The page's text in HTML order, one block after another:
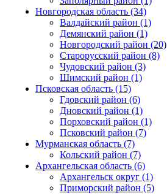
Новгородская область (34)
Валдайский район (1)
Демянский район (1)
Новгородский район (20)
Старорусский район (8)
Чудовский район (3)
Шимский район (1)
Псковская область (15)
Гдовский район (6)
Дновский район (1)
Порховский район (1)
Псковский район (7)
Мурманская область (7)
Кольский район (7)
Архангельская область (6)
Архангельск округ (1)
Приморский район (5)